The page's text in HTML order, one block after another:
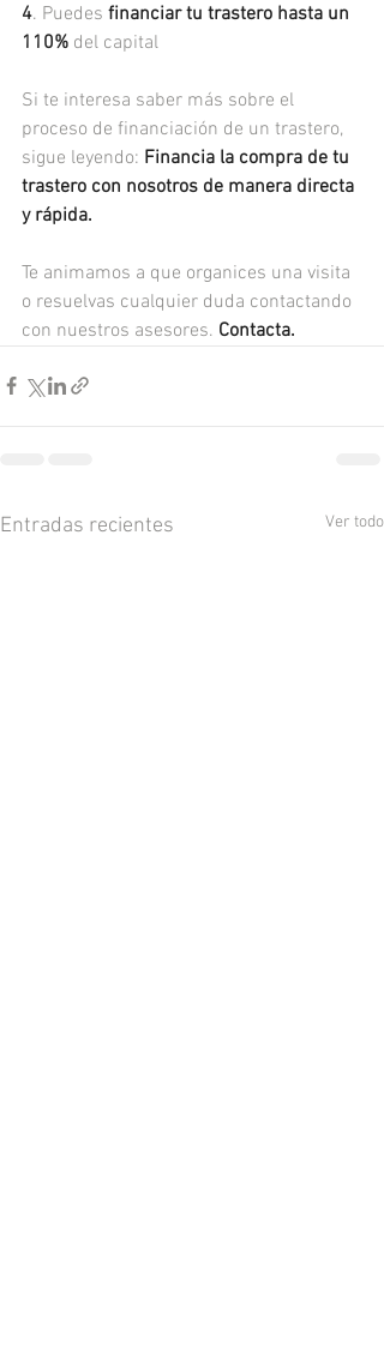
4. Puedes financiar tu trastero hasta un
110% del capital
Si te interesa saber más sobre el
proceso de financiación de un trastero,
sigue leyendo: Financia la compra de tu
trastero con nosotros de manera directa
y rápida.
Te animamos a que organices una visita
o resuelvas cualquier duda contactando
con nuestros asesores. Contacta.
Entradas recientes Ver todo